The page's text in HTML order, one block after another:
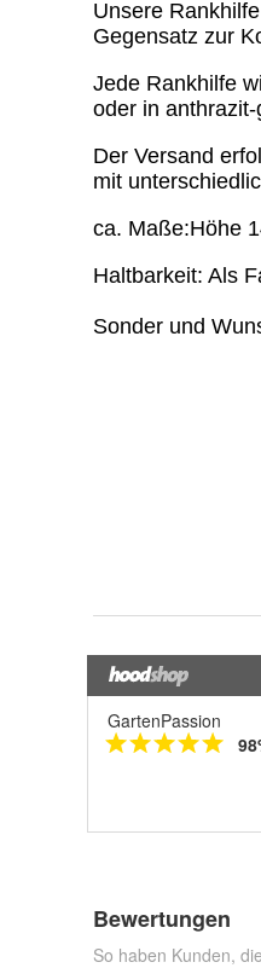
GartenPassion
Bewertungen
So haben Kunden,